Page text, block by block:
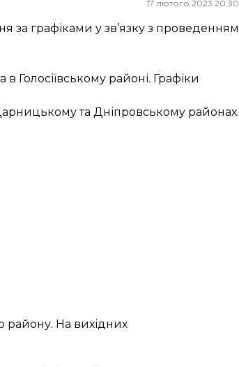
17 лютого 2023 20:30
за графіками у зв’язку з проведенням
Голосіївському районі. Графіки
та Дніпровському районах.
району. На вихідних